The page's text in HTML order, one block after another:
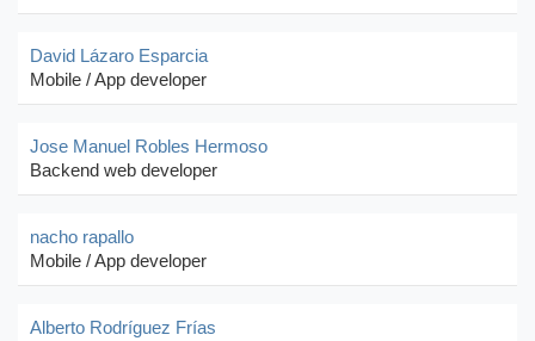
David Lázaro Esparcia
Mobile / App developer
Jose Manuel Robles Hermoso
Backend web developer
nacho rapallo
Mobile / App developer
Alberto Rodríguez Frías